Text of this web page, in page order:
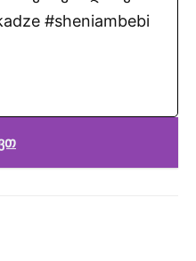
#sheniambebi